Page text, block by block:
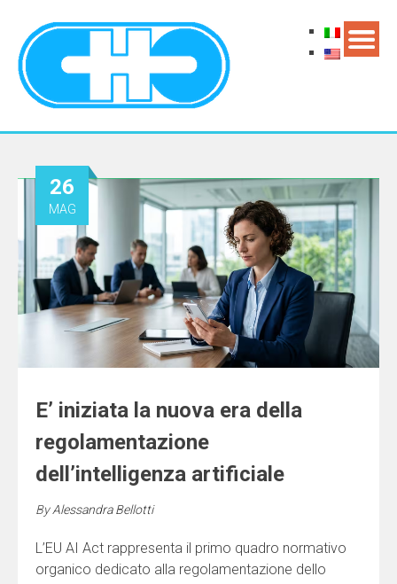
E’ iniziata la nuova era della
regolamentazione
dell’intelligenza artificiale
26
MAG
ByAlessandra Bellotti
L’EU AI Act rappresenta il primo quadro normativo
organico dedicato alla regolamentazione dello